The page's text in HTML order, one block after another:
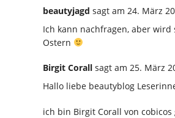
beautyjagd sagt am 24. März
Ich kann nachfragen, aber wird
Ostern
Birgit Corall sagt am 25. März
Hallo liebe beautyblog
ich bin Birgit Corall von cobicos